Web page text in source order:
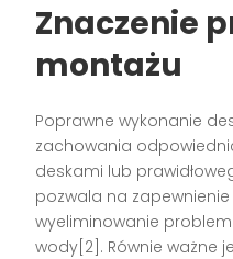
Znaczenie
montażu
Poprawne wykonanie
zachowania
deskami lub
pozwala na
wyeliminowanie
wody[2]. Równie ważne